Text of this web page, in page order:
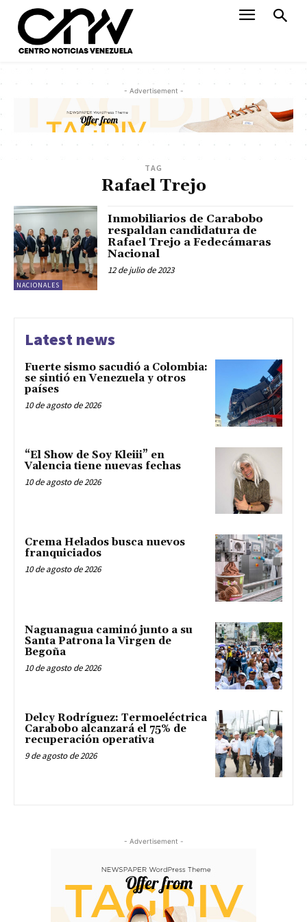
- Advertisement -
TAG
Rafael Trejo
NACIONALES
Inmobiliarios de Carabobo
respaldan candidatura de
Rafael Trejo a Fedecámaras
Nacional
12 de julio de 2023
Latest news
Fuerte sismo sacudió a Colombia:
se sintió en Venezuela y otros
países
10 de agosto de 2026
“El Show de Soy Kleiii” en
Valencia tiene nuevas fechas
10 de agosto de 2026
Crema Helados busca nuevos
franquiciados
10 de agosto de 2026
Naguanagua caminó junto a su
Santa Patrona la Virgen de
Begoña
10 de agosto de 2026
Delcy Rodríguez: Termoeléctrica
Carabobo alcanzará el 75% de
recuperación operativa
9 de agosto de 2026
- Advertisement -